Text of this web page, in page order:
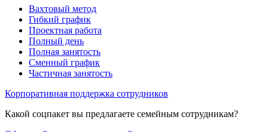
Вахтовый метод
Гибкий график
Проектная работа
Полный день
Полная занятость
Сменный график
Частичная занятость
Корпоративная поддержка сотрудников
Какой соцпакет вы предлагаете семейным сотрудникам?